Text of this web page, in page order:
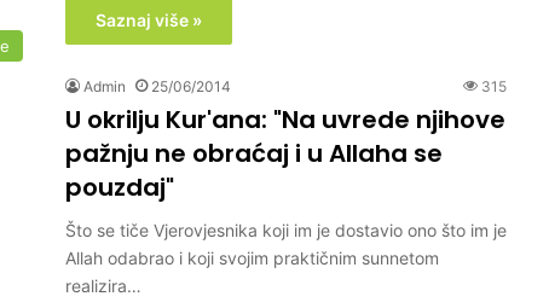
Saznaj više »
Admin 25/06/2014 315
U okrilju Kur'ana: "Na uvrede njihove
pažnju ne obraćaj i u Allaha se
pouzdaj"
Što se tiče Vjerovjesnika koji im je dostavio ono što im je
Allah odabrao i koji svojim praktičnim sunnetom
realizira…